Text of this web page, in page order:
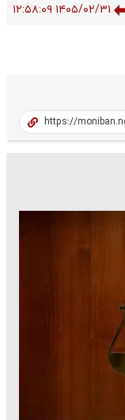
۱۴۰۵/۰۲/۳۱ ۱۲:۵۸:۰۹